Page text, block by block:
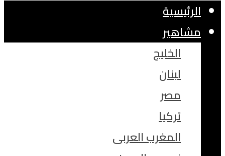
الرئيسية
مشاهير
الخليج
لبنان
مصر
تركيا
المغرب العربى